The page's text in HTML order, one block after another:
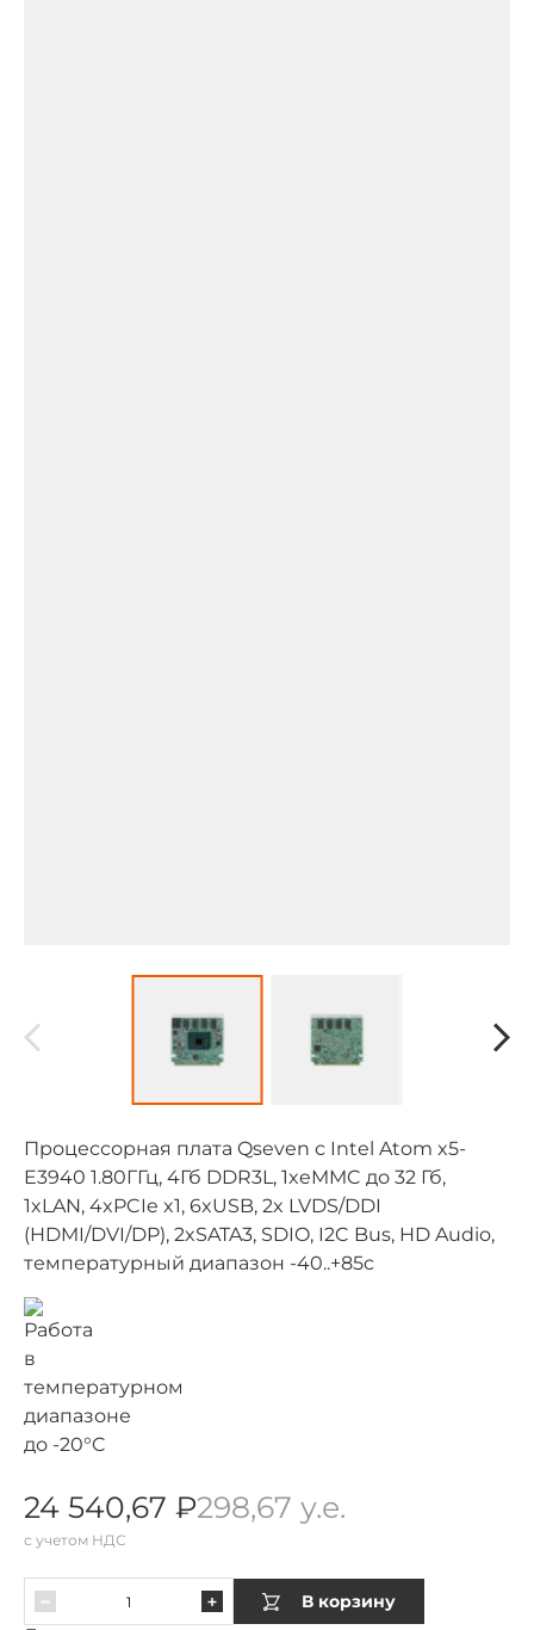
Процессорная плата Qseven с Intel Atom x5-
E3940 1.80ГГц, 4Гб DDR3L, 1xeMMC до 32 Гб,
1xLAN, 4xPCIe x1, 6xUSB, 2x LVDS/DDI
(HDMI/DVI/DP), 2xSATA3, SDIO, I2C Bus, HD Audio,
температурный диапазон -40..+85c
24 540,67 ₽298,67 у.е.
с учетом НДС
В корзину